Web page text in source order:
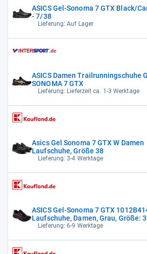
ASICS Gel-Sonoma 7 GTX Black/
- 7/38
Lieferung: Auf Lager
ASICS Damen Trailrunningschuhe
SONOMA 7 GTX
Lieferung: Lieferzeit ca. 1-3 Werktage
Asics Gel Sonoma 7 GTX W Damen
Laufschuhe, Größe 38
Lieferung: 3-4 Werktage
ASICS Gel-Sonoma 7 GTX
Laufschuhe, Damen, Grau, Größe:
Lieferung: 6-9 Werktage